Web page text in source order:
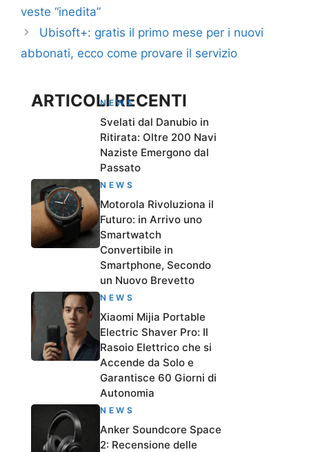
veste “inedita”
Ubisoft+: gratis il primo mese per i nuovi
abbonati, ecco come provare il servizio
ARTICOLI RECENTI
NEWS
Svelati dal Danubio in
Ritirata: Oltre 200 Navi
Naziste Emergono dal
Passato
NEWS
Motorola Rivoluziona il
Futuro: in Arrivo uno
Smartwatch
Convertibile in
Smartphone, Secondo
un Nuovo Brevetto
NEWS
Xiaomi Mijia Portable
Electric Shaver Pro: Il
Rasoio Elettrico che si
Accende da Solo e
Garantisce 60 Giorni di
Autonomia
NEWS
Anker Soundcore Space
2: Recensione delle